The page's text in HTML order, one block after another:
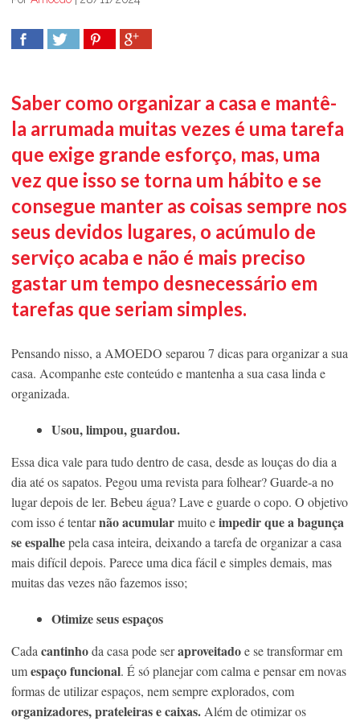
Saber como organizar a casa e mantê-
la arrumada muitas vezes é uma tarefa
que exige grande esforço, mas, uma
vez que isso se torna um hábito e se
consegue manter as coisas sempre nos
seus devidos lugares, o acúmulo de
serviço acaba e não é mais preciso
gastar um tempo desnecessário em
tarefas que seriam simples.
Pensando nisso, a AMOEDO separou 7 dicas para organizar a sua
casa. Acompanhe este conteúdo e mantenha a sua casa linda e
organizada.
Usou, limpou, guardou.
Essa dica vale para tudo dentro de casa, desde as louças do dia a
dia até os sapatos. Pegou uma revista para folhear? Guarde-a no
lugar depois de ler. Bebeu água? Lave e guarde o copo. O objetivo
com isso é tentarnão acumularmuito eimpedir que a bagunça
se espalhepela casa inteira, deixando a tarefa de organizar a casa
mais difícil depois. Parece uma dica fácil e simples demais, mas
muitas das vezes não fazemos isso;
Otimize seus espaços
Cada cantinhoda casa pode seraproveitadoe se transformar em
umespaço funcional. É só planejar com calma e pensar em novas
formas de utilizar espaços, nem sempre explorados, com
organizadores, prateleiras e caixas. Além de otimizar os